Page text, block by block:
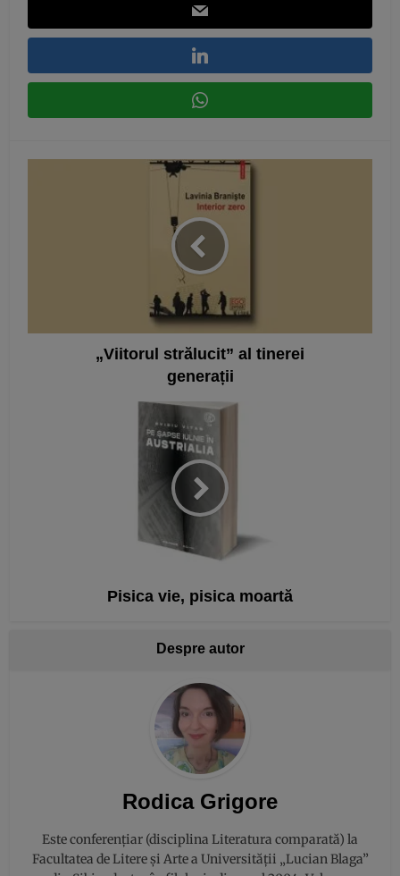
„Viitorul strălucit” al tinerei
generații
Pisica vie, pisica moartă
Despre autor
Rodica Grigore
Este conferențiar (disciplina Literatura comparată) la
Facultatea de Litere și Arte a Universității „Lucian Blaga”